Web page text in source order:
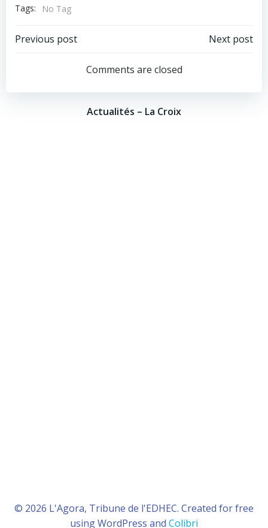
Tags:
No Tag
Post
navigation
Previous post
navigation
Next post
Comments are closed
Actualités – La Croix
© 2026 L'Agora, Tribune de l'EDHEC. Created for free
using WordPress and Colibri